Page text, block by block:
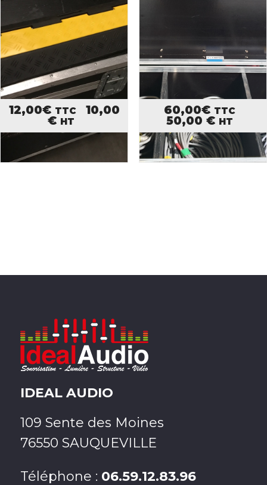
12,00€ TTC 10,00
€ HT
60,00€ TTC
50,00€ HT
IDEAL AUDIO
109 Sente des Moines
76550 SAUQUEVILLE
Téléphone : 06.59.12.83.96